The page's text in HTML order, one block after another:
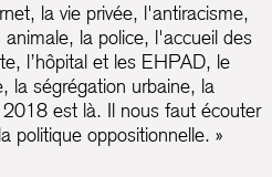
la vie privée, l'antiracisme,
la police, l'accueil des
l’hôpital et les EHPAD, le
la ségrégation urbaine, la
est là. Il nous faut écouter
politique oppositionnelle. »